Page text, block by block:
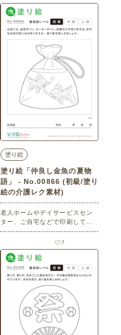
デイサービスセンター、ご自宅
などで印刷してお使いいただけ
る無料の高齢者向け介護レク素
材 〇〇にマルをつける脳トレ・
クイズ（脳トレ・クイズ・初
塗り絵
塗り絵「仲良し金魚の夏物
語」 - No.00866 (初級/塗り
絵の介護レク素材)
老人ホームやデイサービスセン
ター、ご自宅などで印刷してお
使いいただける無料の高齢者向
け介護レク素材 塗り絵「仲良し
金魚の夏物語」（塗り絵・初
級）です。 関連キーワード：八
月・葉月・August・夏祭り・金
魚すくい
7